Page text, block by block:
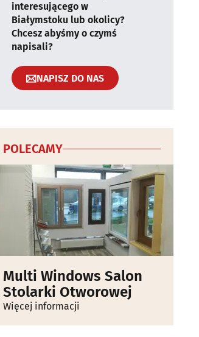
interesującego w
Białymstoku lub okolicy?
Chcesz abyśmy o czymś
napisali?
NAPISZ DO NAS
POLECAMY
Multi Windows Salon
Stolarki Otworowej
Więcej informacji